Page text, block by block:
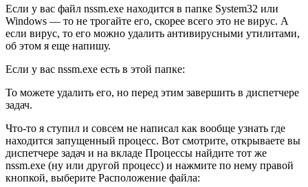
Если у вас файл nssm.exe находится в папке System32 или
Windows — то не трогайте его, скорее всего это не вирус. А
если вирус, то его можно удалить антивирусными утилитами,
об этом я еще напишу.
Если у вас nssm.exe есть в этой папке:
То можете удалить его, но перед этим завершить в диспетчере
задач.
Что-то я ступил и совсем не написал как вообще узнать где
находится запущенный процесс. Вот смотрите, открываете вы
диспетчере задач и на вкладе Процессы найдите тот же
nssm.exe (ну или другой процесс) и нажмите по нему правой
кнопкой, выберите Расположение файла: